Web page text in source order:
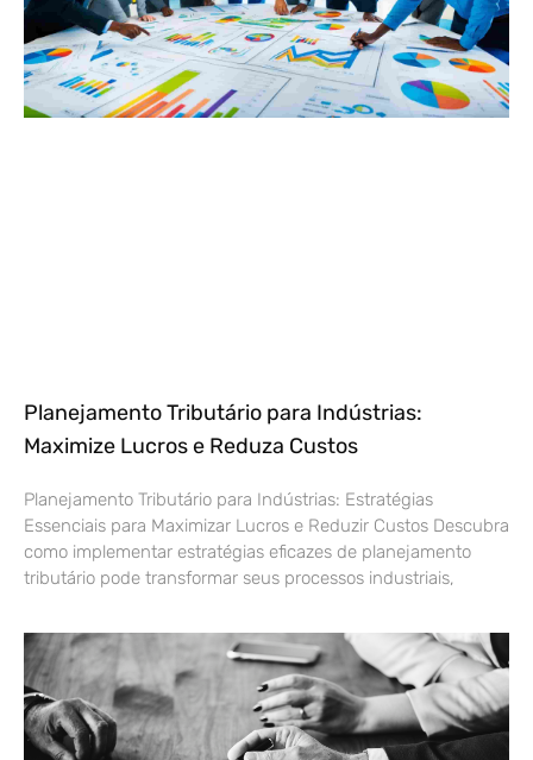
Planejamento Tributário para Indústrias:
Maximize Lucros e Reduza Custos
Planejamento Tributário para Indústrias: Estratégias
Essenciais para Maximizar Lucros e Reduzir Custos Descubra
como implementar estratégias eficazes de planejamento
tributário pode transformar seus processos industriais,